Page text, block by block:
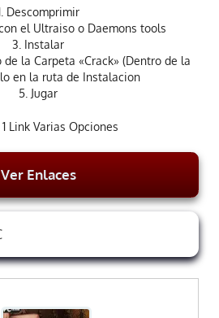
Descomprimir
el Ultraiso o Daemons tools
3. Instalar
la Carpeta «Crack» (Dentro de la
en la ruta de Instalacion
5. Jugar
Link Varias Opciones
Ver Enlaces